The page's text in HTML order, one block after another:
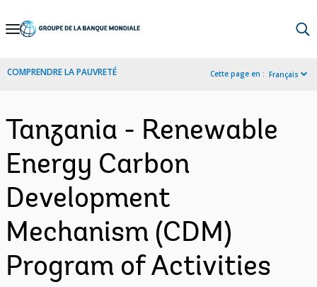
Skip
Navigation
COMPRENDRE LA PAUVRETÉ Cette page en : Français
Tanzania - Renewable
Energy Carbon
Development
Mechanism (CDM)
Program of Activities